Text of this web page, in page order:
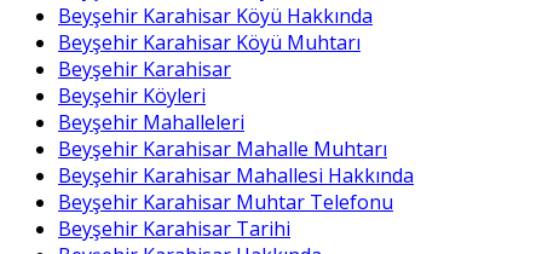
Beyşehir Karahisar Köyü Hakkında
Beyşehir Karahisar Köyü Muhtarı
Beyşehir Karahisar
Beyşehir Köyleri
Beyşehir Mahalleleri
Beyşehir Karahisar Mahalle Muhtarı
Beyşehir Karahisar Mahallesi Hakkında
Beyşehir Karahisar Muhtar Telefonu
Beyşehir Karahisar Tarihi